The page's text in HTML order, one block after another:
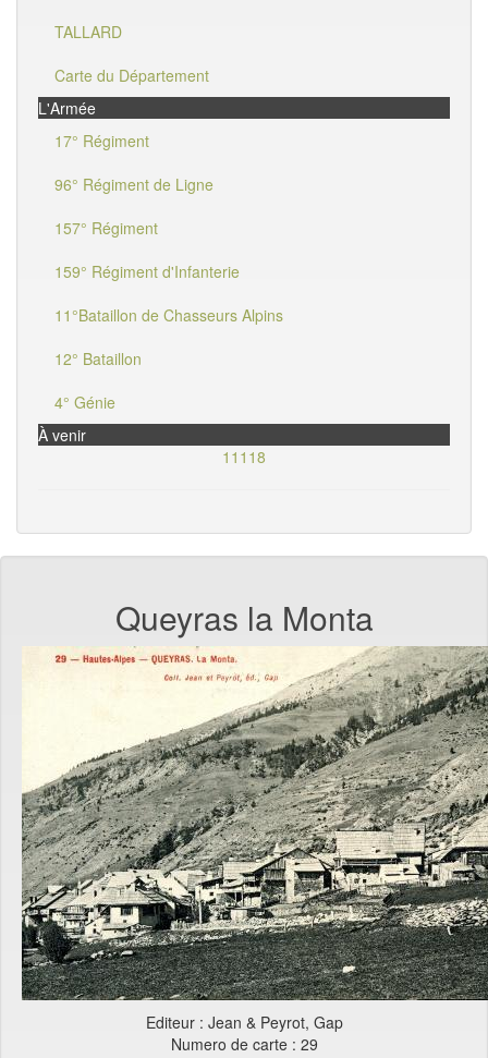
TALLARD
Carte du Département
L'Armée
17° Régiment
96° Régiment de Ligne
157° Régiment
159° Régiment d'Infanterie
11°Bataillon de Chasseurs Alpins
12° Bataillon
4° Génie
À venir
11118
Queyras la Monta
Editeur : Jean & Peyrot, Gap
Numero de carte : 29